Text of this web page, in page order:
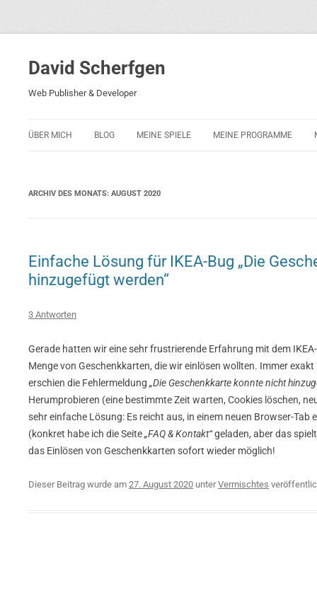
David Scherfgen
Web Publisher & Developer
ÜBER MICH BLOG MEINE SPIELE
BLOCKS 2001
ROCKET RAGE
MEINE PROGRAMME
ARCHIV DES MONATS: AUGUST 2020
Einfache Lösung für IKEA-Bug „Die
hinzugefügt werden“
3 Antworten
Gerade hatten wir eine sehr frustrierende Erfahrung mit dem
Menge von Geschenkkarten, die wir einlösen wollten. Immer
erschien die Fehlermeldung „Die Geschenkkarte konnte nicht
Herumprobieren (eine bestimmte Zeit warten, Cookies löschen,
sehr einfache Lösung: Es reicht aus, in einem neuen Browser-Tab
(konkret habe ich die Seite„FAQ & Kontakt“geladen, aber das
das Einlösen von Geschenkkarten sofort wieder möglich!
Dieser Beitrag wurde am 27. August 2020 unterVermischtes